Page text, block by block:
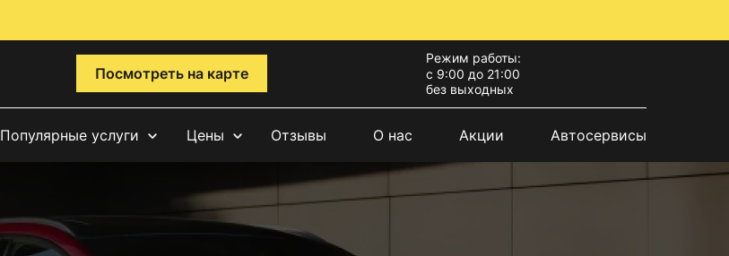
Посмотреть на карте
Режим работы:
с 9:00 до 21:00
без выходных
Популярные услуги Цены Отзывы О нас Акции Автосервисы